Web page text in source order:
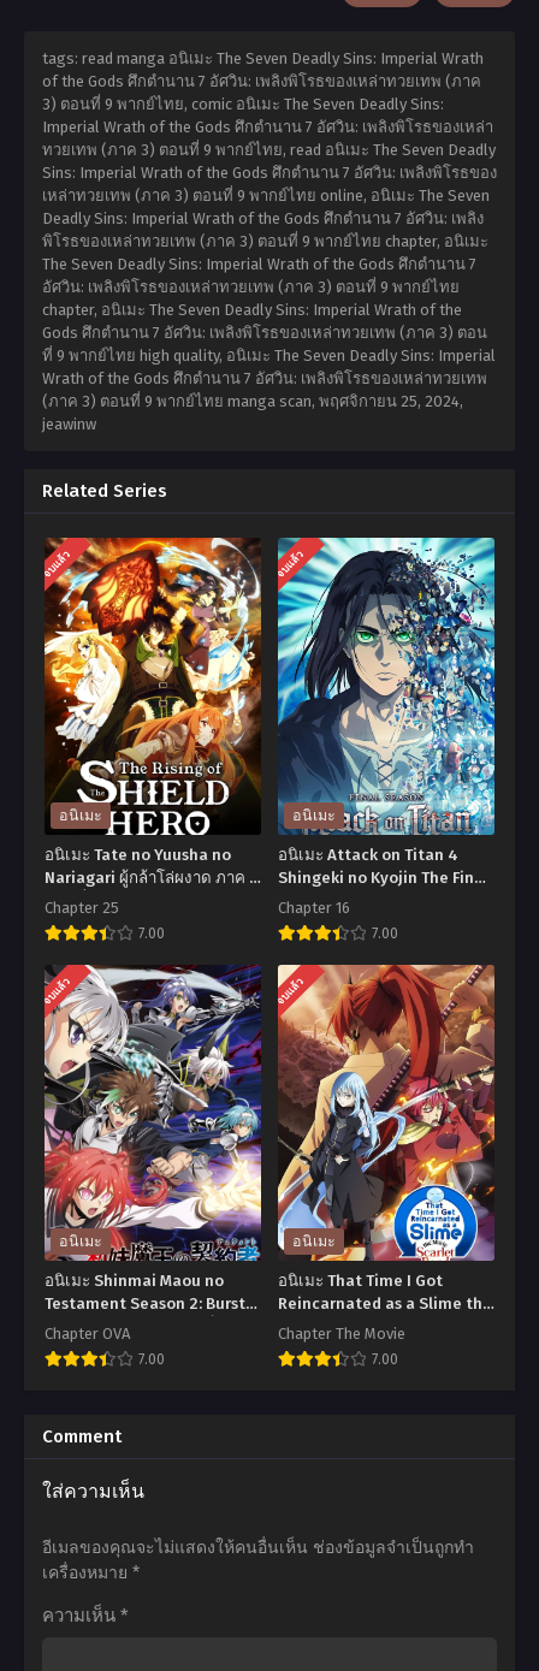
tags: read manga อนิเมะ The Seven Deadly Sins: Imperial Wrath
of the Gods ศึกตำนาน 7 อัศวิน: เพลิงพิโรธของเหล่าทวยเทพ (ภาค
3) ตอนที่ 9 พากย์ไทย, comic อนิเมะ The Seven Deadly Sins:
Imperial Wrath of the Gods ศึกตำนาน 7 อัศวิน: เพลิงพิโรธของเหล่า
ทวยเทพ (ภาค 3) ตอนที่ 9 พากย์ไทย, read อนิเมะ The Seven Deadly
Sins: Imperial Wrath of the Gods ศึกตำนาน 7 อัศวิน: เพลิงพิโรธของ
เหล่าทวยเทพ (ภาค 3) ตอนที่ 9 พากย์ไทย online, อนิเมะ The Seven
Deadly Sins: Imperial Wrath of the Gods ศึกตำนาน 7 อัศวิน: เพลิง
พิโรธของเหล่าทวยเทพ (ภาค 3) ตอนที่ 9 พากย์ไทย chapter, อนิเมะ
The Seven Deadly Sins: Imperial Wrath of the Gods ศึกตำนาน 7
อัศวิน: เพลิงพิโรธของเหล่าทวยเทพ (ภาค 3) ตอนที่ 9 พากย์ไทย
chapter, อนิเมะ The Seven Deadly Sins: Imperial Wrath of the
Gods ศึกตำนาน 7 อัศวิน: เพลิงพิโรธของเหล่าทวยเทพ (ภาค 3) ตอน
ที่ 9 พากย์ไทย high quality, อนิเมะ The Seven Deadly Sins: Imperial
Wrath of the Gods ศึกตำนาน 7 อัศวิน: เพลิงพิโรธของเหล่าทวยเทพ
(ภาค 3) ตอนที่ 9 พากย์ไทย manga scan, พฤศจิกายน 25, 2024,
jeawinw
Related Series
จบแล้ว
อนิเมะ
อนิเมะ Tate no Yuusha no
Nariagari ผู้กล้าโล่ผงาด ภาค 1
ตอนที่1-25 พากย์ไทย+ซับไทย
Chapter 25
7.00
อ
นิ
เมะ
Tate
no
Yuusha
no
Nariagari
ผู้
กล้า
โล่
ผงาด
ภาค
ตอน
ที่1-
25
ไทย+ซับ
จบแล้ว
อนิเมะ
อนิเมะ Attack on Titan 4
Shingeki no Kyojin The Final
Season ผ่าพิภพไททัน (ภาค4)
ตอนที่1-16 ซับไทย
Chapter 16
7.00
อ
นิ
เมะ
Attack
on
Titan
4
Shingeki
no
Kyojin
The
Final
Season
ไท
ตอน
จบแล้ว
อนิเมะ
อนิเมะ Shinmai Maou no
Testament Season 2: Burst
น้องสาวมือใหม่ของผมเป็นจอม
มาร ภาค 2 ตอนที่1-10 ซับไทย
Chapter OVA
7.00
นิ
เมะ
Shinmai
no
Season
จบแล้ว
อนิเมะ
อนิเมะ That Time I Got
Reincarnated as a Slime the
Movie- Scarlet Bond เกิดใหม่
ทั้งทีก็เป็นสไลม์ไปซะแล้ว เดอะ
มูฟวี่ สายสัมพันธ์สีชาด พากย์
Chapter The Movie
7.00
เมะ
Time
Comment
ใส่ความเห็น
อีเมลของคุณจะไม่แสดงให้คนอื่นเห็น ช่องข้อมูลจำเป็นถูกทำ
เครื่องหมาย *
ความเห็น *